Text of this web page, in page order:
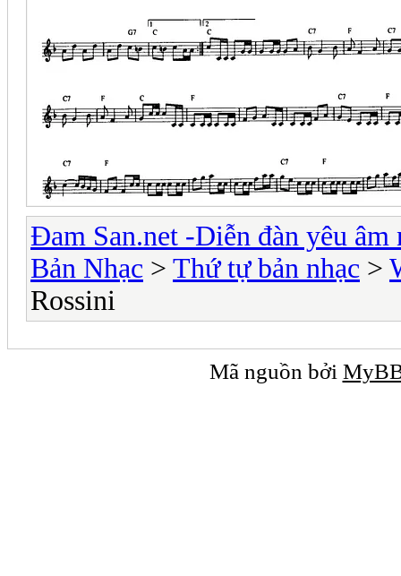
Đam San.net -Diễn đàn yêu âm
Bản Nhạc > Thứ tự bản nhạc >
Rossini
Mã nguồn bởi